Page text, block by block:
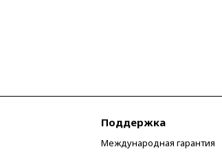
Поддержка
Международная гарантия